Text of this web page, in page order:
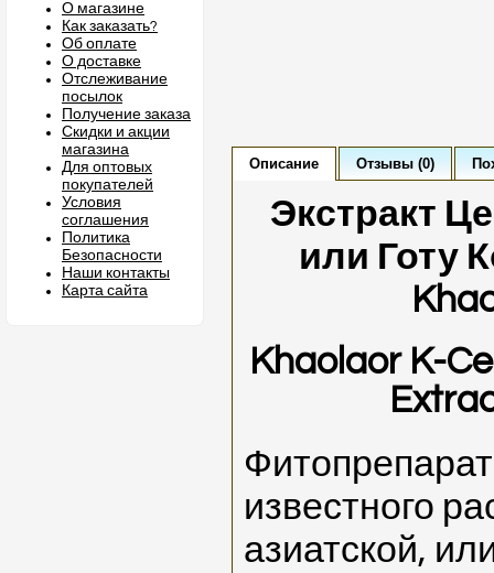
О магазине
Как заказать?
Об оплате
О доставке
Отслеживание
посылок
Получение заказа
Скидки и акции
магазина
Для оптовых
покупателей
Условия
соглашения
Политика
Безопасности
Наши контакты
Карта сайта
Описание Отзывы (0)
Экстракт
или Готу
Khaolaor K-
известного
азиатской,